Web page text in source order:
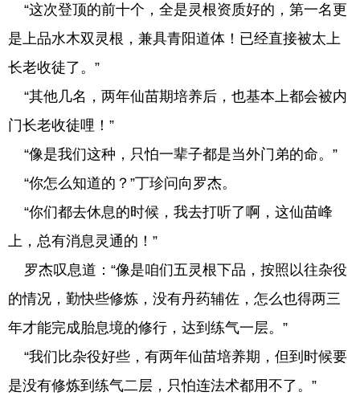
“这次登顶的前十个，全是灵根资质好的，第一名更
是上品水木双灵根，兼具青阳道体！已经直接被太上
长老收徒了。”
“其他几名，两年仙苗期培养后，也基本上都会被内
门长老收徒哩！”
“像是我们这种，只怕一辈子都是当外门弟的命。”
“你怎么知道的？”丁珍问向罗杰。
“你们都去休息的时候，我去打听了啊，这仙苗峰
上，总有消息灵通的！”
罗杰叹息道：“像是咱们五灵根下品，按照以往杂役
的情况，勤快些修炼，没有丹药辅佐，怎么也得两三
年才能完成胎息境的修行，达到练气一层。”
“我们比杂役好些，有两年仙苗培养期，但到时候要
是没有修炼到练气二层，只怕连法术都用不了。”